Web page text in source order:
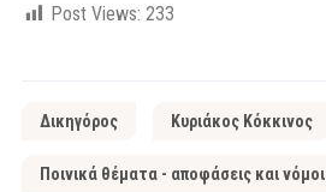
Post Views: 233
Δικηγόρος Κυριάκος Κόκκινος
Ποινικά θέματα - αποφάσεις και νόμοι